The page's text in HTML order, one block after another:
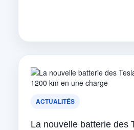
ACTUALITÉS
La nouvelle batterie des